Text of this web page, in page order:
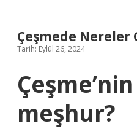
Çeşmede Nereler
Tarih: Eylül 26, 2024
meşhur?